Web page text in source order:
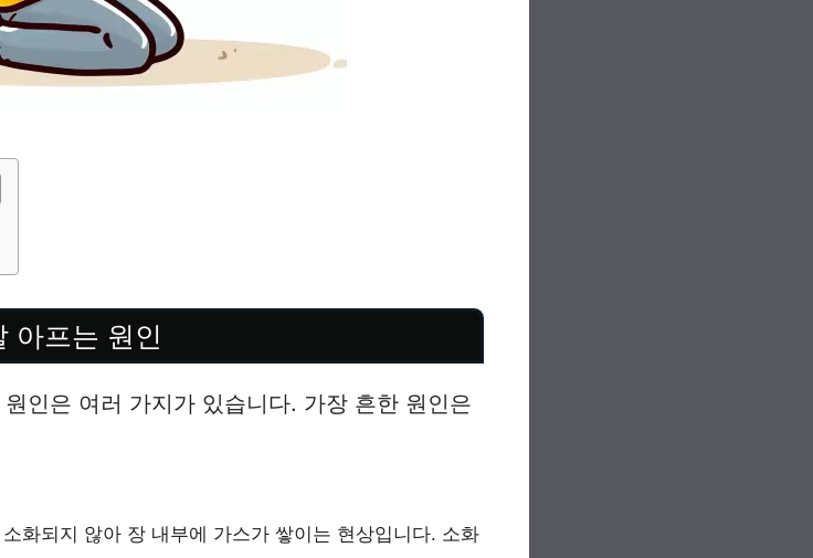
아프는 원인
인은 여러 가지가 있습니다. 가장 흔한 원인은
화되지 않아 장 내부에 가스가 쌓이는 현상입니다. 소화